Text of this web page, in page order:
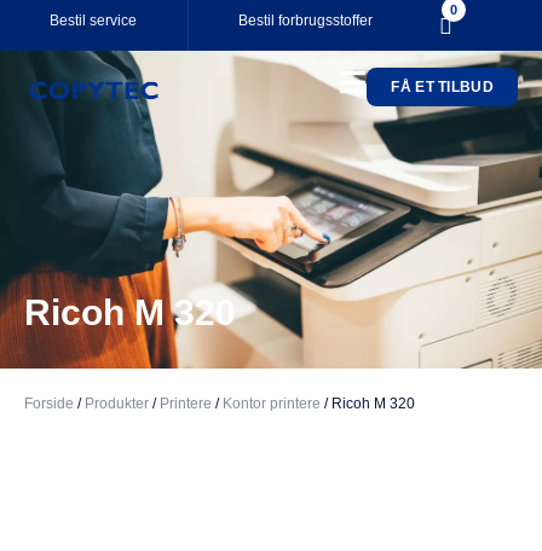
Bestil service Bestil forbrugsstoffer
0
Your cart is empty.
Subtotal: kr.
kr. inkl. moms
SE KURV KASSE
FÅ ET TILBUD
Ricoh M 320
Forside / Produkter / Printere / Kontor printere / Ricoh M 320